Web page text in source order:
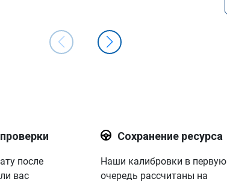
после
вас
Сохранение ресурса
Наши калибровки в первую
очередь рассчитаны на